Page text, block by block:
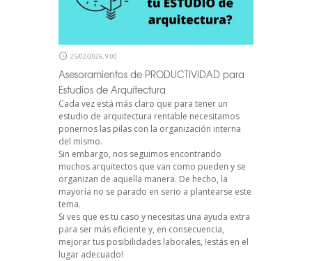
25/02/2026, 9:00
Asesoramientos de PRODUCTIVIDAD para
Estudios de Arquitectura
Cada vez está más claro que para tener un
estudio de arquitectura rentable necesitamos
ponernos las pilas con la organización interna
del mismo.
Sin embargo, nos seguimos encontrando
muchos arquitectos que van como pueden y se
organizan de aquella manera. De hecho, la
mayoría no se parado en serio a plantearse este
tema.
Si ves que es tu caso y necesitas una ayuda extra
para ser más eficiente y, en consecuencia,
mejorar tus posibilidades laborales, !estás en el
lugar adecuado!